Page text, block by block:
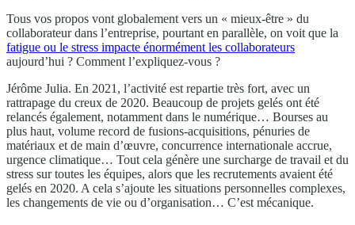
Tous vos propos vont globalement vers un « mieux-être » du
collaborateur dans l’entreprise, pourtant en parallèle, on voit que la
fatigue ou le stress impacte énormément les collaborateurs
aujourd’hui ? Comment l’expliquez-vous ?
Jérôme Julia. En 2021, l’activité est repartie très fort, avec un
rattrapage du creux de 2020. Beaucoup de projets gelés ont été
relancés également, notamment dans le numérique… Bourses au
plus haut, volume record de fusions-acquisitions, pénuries de
matériaux et de main d’œuvre, concurrence internationale accrue,
urgence climatique… Tout cela génère une surcharge de travail et du
stress sur toutes les équipes, alors que les recrutements avaient été
gelés en 2020. A cela s’ajoute les situations personnelles complexes,
les changements de vie ou d’organisation… C’est mécanique.